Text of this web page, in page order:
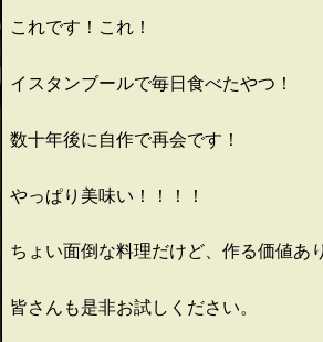
これです！これ！
イスタンブールで毎日食べたやつ！
数十年後に自作で再会です！
やっぱり美味い！！！！
ちょい面倒な料理だけど、作る価値あ
皆さんも是非お試しください。